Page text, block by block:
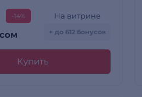
-14%
сом
На витрине
+ до 612 бонусов
Купить